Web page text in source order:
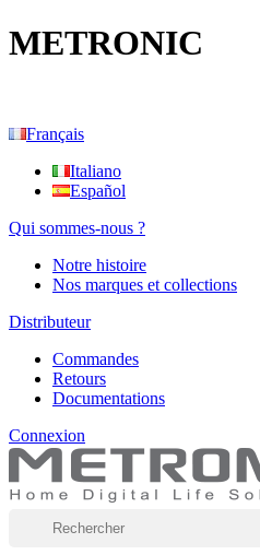
METRONIC
Français
Italiano
Español
Qui sommes-nous ?
Notre histoire
Nos marques et collections
Distributeur
Commandes
Retours
Documentations
Connexion